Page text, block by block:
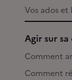
Vos ados et
Agir sur
Comment
Comment